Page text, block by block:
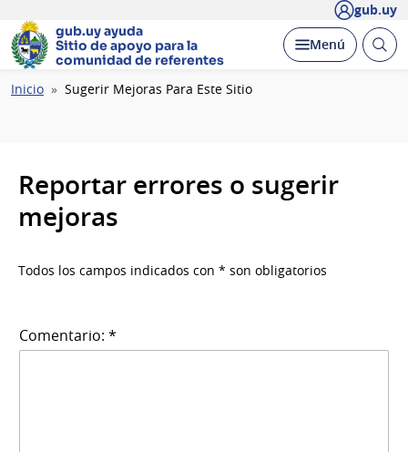
gub.uy
gub.uy ayuda
Sitio de apoyo para la
comunidad de referentes
Desplegar
Menú Abrir
Ruta
Inicio Sugerir Mejoras Para Este Sitio
Reportar errores o sugerir
mejoras
Todos los campos indicados con * son obligatorios
Comentario: *